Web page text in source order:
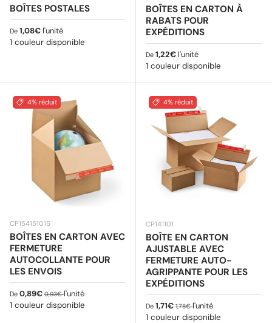
BOÎTES POSTALES
Prix habituel
De 1,08€ l'unité
1 couleur disponible
BOÎTES EN CARTON À
RABATS POUR
EXPÉDITIONS
Prix habituel
De 1,22€ l'unité
1 couleur disponible
4% réduit
CP154151015
BOÎTES EN CARTON AVEC
FERMETURE
AUTOCOLLANTE POUR
LES ENVOIS
Prix soldé
De 0,89€ Prix habituel
0,93€l'unité
1 couleur disponible
4% réduit
CP141101
BOÎTE EN CARTON
AJUSTABLE AVEC
FERMETURE AUTO-
AGRIPPANTE POUR LES
EXPÉDITIONS
Prix soldé
De 1,71€ Prix habituel
1,78€l'unité
1 couleur disponible